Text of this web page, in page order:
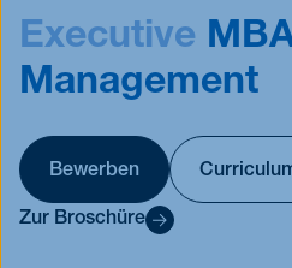
Offene Kurse
Für Unternehmen
Jetzt bewerben
Executive
Management
Bewerben
Zur Broschüre